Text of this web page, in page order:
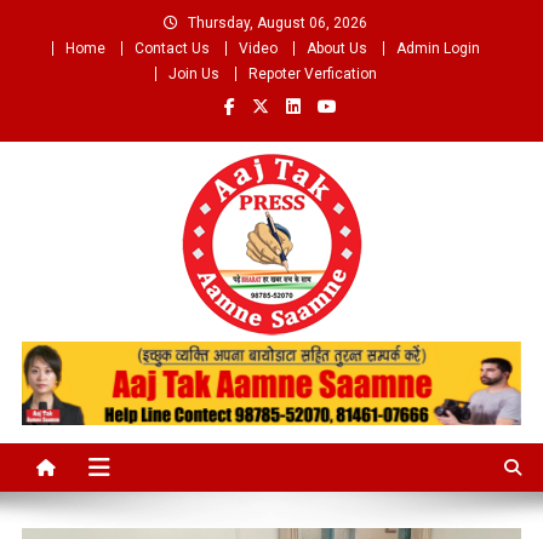
Thursday, August 06, 2026
Home
Contact Us Video About Us
Admin Login
Join Us
Repoter Verfication
Aaj Tak Aamne Saamne.com